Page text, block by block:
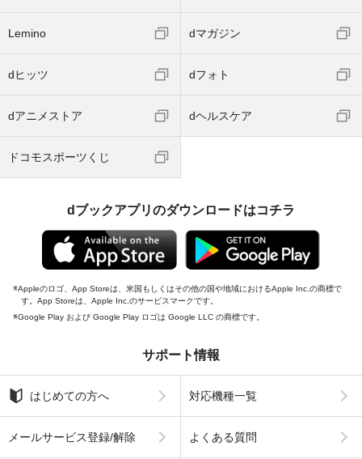
Lemino dマガジン
dヒッツ dフォト
dアニメストア dヘルスケア
ドコモスポーツくじ
dブックアプリのダウンロードはコチラ
Appleのロゴ、App Storeは、米国もしくはその他の国や地域におけるApple Inc.の商標で
す。App Storeは、Apple Inc.のサービスマークです。
Google Play および Google Play ロゴは Google LLC の商標です。
サポート情報
はじめての方へ 対応機種一覧
メールサービス登録/解除 よくある質問